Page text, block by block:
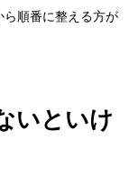
順番に整える方が
いといけ